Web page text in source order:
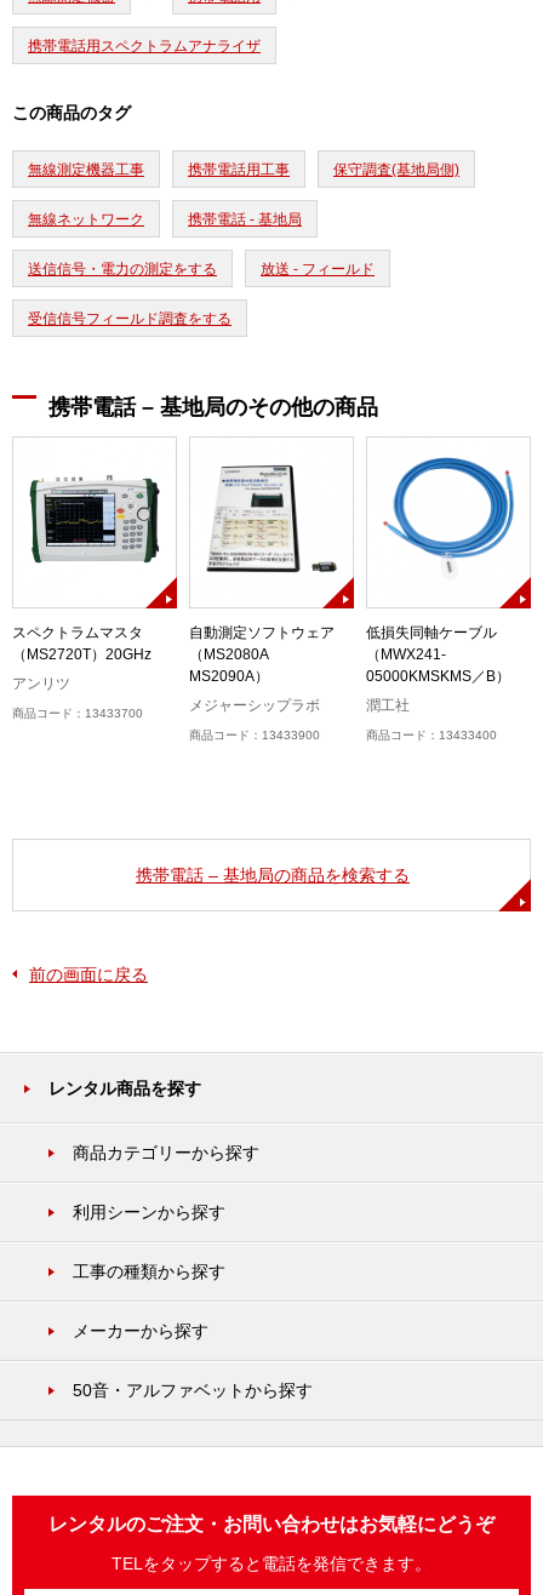
携帯電話用スペクトラムアナライザ
この商品のタグ
無線測定機器工事 携帯電話用工事 保守調査(基地局側)
無線ネットワーク 携帯電話 - 基地局
送信信号・電力の測定をする 放送 - フィールド
受信信号フィールド調査をする
携帯電話 – 基地局のその他の商品
スペクトラムマスタ
（MS2720T）20GHz
アンリツ
商品コード：13433700
自動測定ソフトウェア
（MS2080A
MS2090A）
メジャーシップラボ
商品コード：13433900
低損失同軸ケーブル
（MWX241-
05000KMSKMS／B）
潤工社
商品コード：13433400
携帯電話 – 基地局の商品を検索する
前の画面に戻る
レンタル商品を探す
商品カテゴリーから探す
利用シーンから探す
工事の種類から探す
メーカーから探す
50音・アルファベットから探す
レンタルのご注文・お問い合わせはお気軽にどうぞ
TELをタップすると電話を発信できます。